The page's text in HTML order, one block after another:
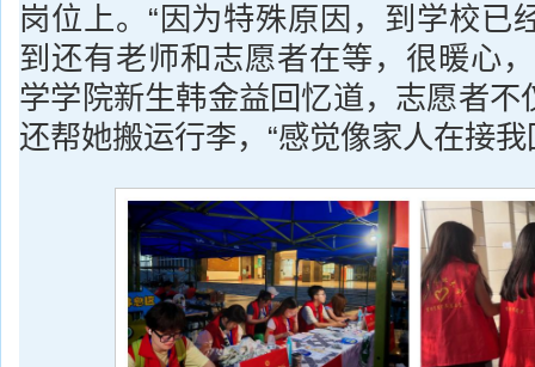
岗位上。“因为特殊原因，到学校已
到还有老师和志愿者在等，很暖心
学学院新生韩金益回忆道，志愿者不
还帮她搬运行李，“感觉像家人在接我